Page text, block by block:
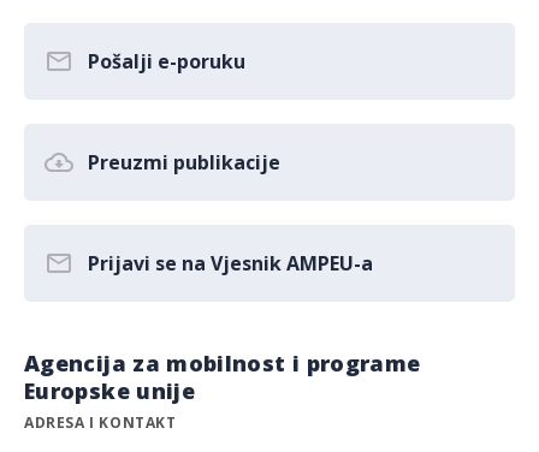
Pošalji e-poruku
Preuzmi publikacije
Prijavi se na Vjesnik AMPEU-a
Agencija za mobilnost i programe
Europske unije
ADRESA I KONTAKT